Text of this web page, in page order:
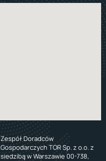
Zespół Doradców
Gospodarczych TOR Sp. z o.o. z
siedzibą w Warszawie 00-738,